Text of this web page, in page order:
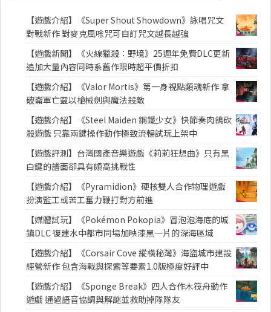
【遊戲介紹】《Super Shout Showdown》詠唱咒文
對戰新作 對麥克風唸咒可自訂咒文越長越強
【遊戲新聞】《火線獵殺：野境》25週年免費DLC更新
追加大量內容同時系舊作限時超平價折扣
【遊戲介紹】《Valor Mortis》第一身視點類魂新作 拿
破崙軍亡靈以槍械劍與魔法殺敵
【遊戲介紹】《Steel Maiden 鋼鐵少女》快節奏肉鴿砍
殺遊戲 只靠兩鍵操作動作極致流暢試玩上架中
【遊戲評測】台灣國產音樂遊戲《莉莉狂想曲》只有黑
白鍵的譜面卻具有頗高挑戰性
【遊戲介紹】《Pyramidion》硬核雙人合作物理遊戲
扮演監工或苦工奮力鞭打對方前進
【媒體試玩】《Pokémon Pokopia》冒泡泡海底的城
鎮DLC 復建水中都市同場加映漆黑一片的深海區域
【遊戲介紹】《Corsair Cove 縱橫秘灣》海盜城市建設
經營新作 包含海戰與探索等要素1.0版極度好評中
【遊戲介紹】《Sponge Break》四人合作木筏舟動作
遊戲 通過語音協調與解謎並救助掉隊隊友